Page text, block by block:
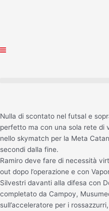
Nulla di scontato nel futsal e
perfetto ma con una sola rete di
nello skymatch per la Meta
secondi dalla fine.
Ramiro deve fare di necessità
out dopo l’operazione e con
Silvestri davanti alla difesa con
completato da Campoy,
sull’acceleratore per i